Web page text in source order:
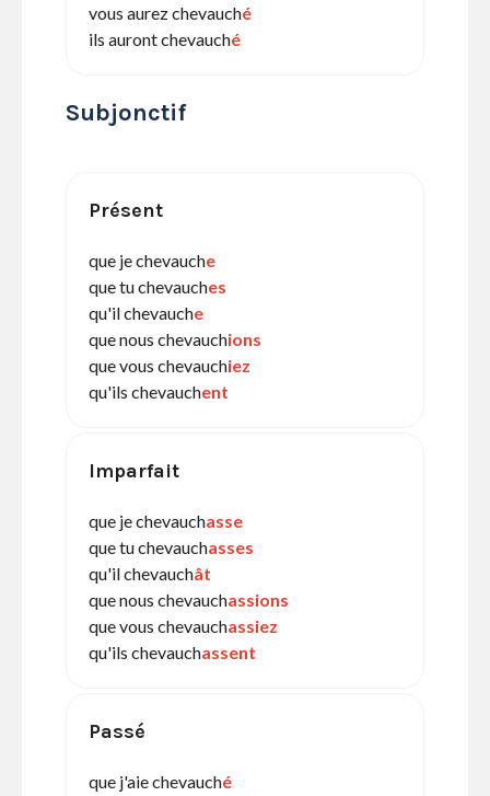
vous aurez chevauché
ils auront chevauché
Subjonctif
Présent
que je chevauche
que tu chevauches
qu'il chevauche
que nous chevauchions
que vous chevauchiez
qu'ils chevauchent
Imparfait
que je chevauchasse
que tu chevauchasses
qu'il chevauchât
que nous chevauchassions
que vous chevauchassiez
qu'ils chevauchassent
Passé
que j'aie chevauché